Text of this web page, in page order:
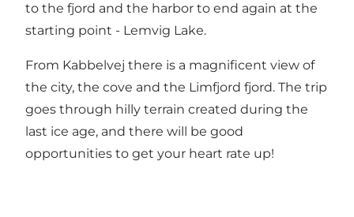
to the fjord and the harbor to end again at the
starting point - Lemvig Lake.
From Kabbelvej there is a magnificent view of
the city, the cove and the Limfjord fjord. The trip
goes through hilly terrain created during the
last ice age, and there will be good
opportunities to get your heart rate up!